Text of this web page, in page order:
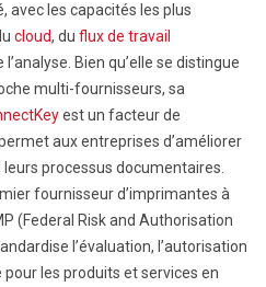
avec les capacités les plus
cloud, du flux de travail
l’analyse. Bien qu’elle se distingue
multi-fournisseurs, sa
est un facteur de
aux entreprises d’améliorer
leurs processus documentaires.
fournisseur d’imprimantes à
(Federal Risk and Authorisation
l’évaluation, l’autorisation
les produits et services en